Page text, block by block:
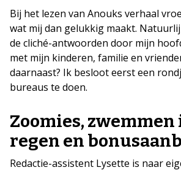
Bij het lezen van Anouks verhaal
wat mij dan gelukkig maakt.
de cliché-antwoorden door mijn
met mijn kinderen, familie en
daarnaast? Ik besloot eerst een
bureaus te doen.
Zoomies, zwemmen
regen en
Redactie-assistent Lysette is naar